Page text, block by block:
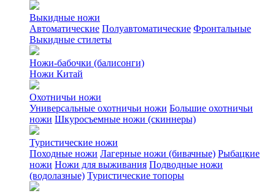
Выкидные ножи
Автоматические Полуавтоматические Фронтальные
Выкидные стилеты
Ножи-бабочки (балисонги)
Ножи Китай
Охотничьи ножи
Универсальные охотничьи ножи Большие охотничьи
ножи Шкуросъемные ножи (скиннеры)
Туристические ножи
Походные ножи Лагерные ножи (бивачные) Рыбацкие
ножи Ножи для выживания Подводные ножи
(водолазные) Туристические топоры